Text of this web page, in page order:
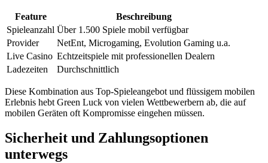
Feature
Beschreibung
Spieleanzahl Über 1.500 Spiele mobil verfügbar
Provider
NetEnt, Microgaming, Evolution Gaming u.a.
Live Casino Echtzeitspiele mit professionellen Dealern
Ladezeiten
Durchschnittlich
Diese Kombination aus Top-Spieleangebot und flüssigem mobilen
Erlebnis hebt Green Luck von vielen Wettbewerbern ab, die auf
mobilen Geräten oft Kompromisse eingehen müssen.
Sicherheit und Zahlungsoptionen
unterwegs